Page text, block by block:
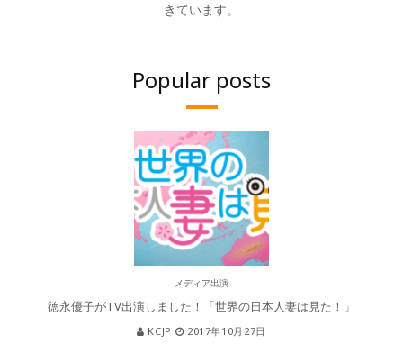
きています。
Popular posts
メディア出演
徳永優子がTV出演しました！「世界の日本人妻は見た！」
KCJP 2017年10月27日